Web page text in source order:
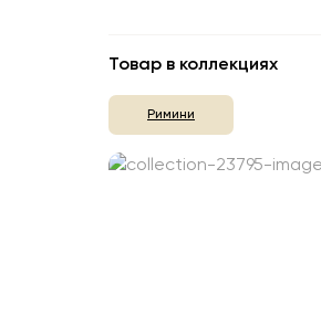
Товар в коллекциях
Римини